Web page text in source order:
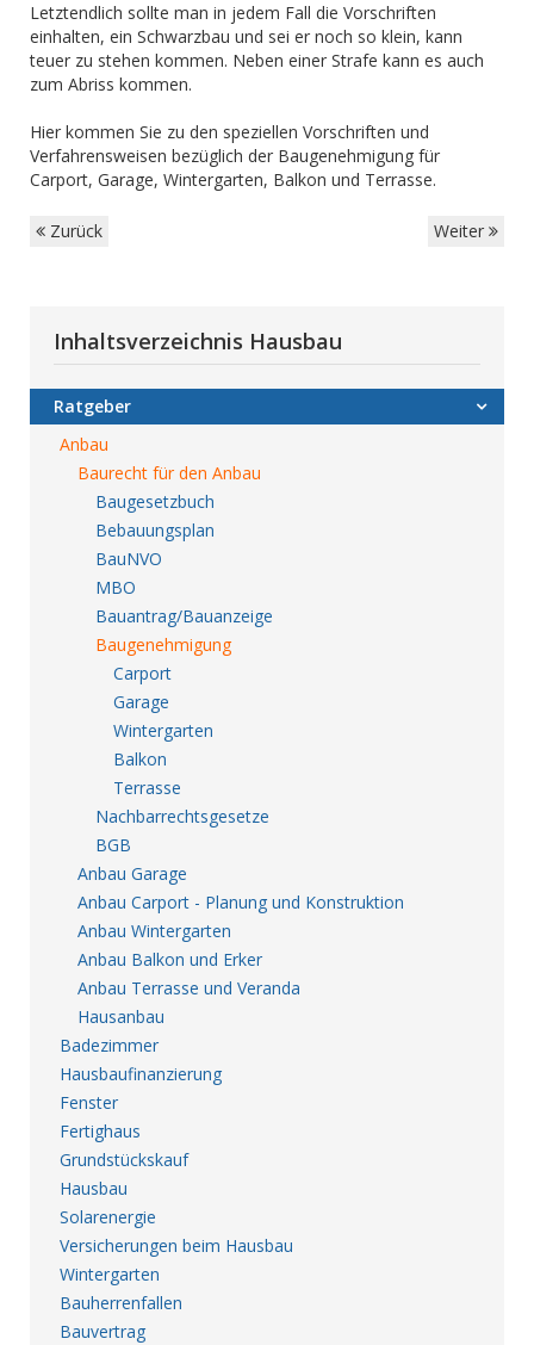
Letztendlich sollte man in jedem Fall die Vorschriften
einhalten, ein Schwarzbau und sei er noch so klein, kann
teuer zu stehen kommen. Neben einer Strafe kann es auch
zum Abriss kommen.
Hier kommen Sie zu den speziellen Vorschriften und
Verfahrensweisen bezüglich der Baugenehmigung für
Carport, Garage, Wintergarten, Balkon und Terrasse.
Zurück Weiter
Inhaltsverzeichnis Hausbau
Ratgeber
Anbau
Baurecht für den Anbau
Baugesetzbuch
Bebauungsplan
BauNVO
MBO
Bauantrag/Bauanzeige
Baugenehmigung
Carport
Garage
Wintergarten
Balkon
Terrasse
Nachbarrechtsgesetze
BGB
Anbau Garage
Anbau Carport - Planung und Konstruktion
Anbau Wintergarten
Anbau Balkon und Erker
Anbau Terrasse und Veranda
Hausanbau
Badezimmer
Hausbaufinanzierung
Fenster
Fertighaus
Grundstückskauf
Hausbau
Solarenergie
Versicherungen beim Hausbau
Wintergarten
Bauherrenfallen
Bauvertrag